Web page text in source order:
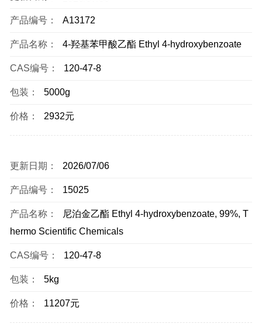
产品编号： A13172
产品名称： 4-羟基苯甲酸乙酯 Ethyl 4-hydroxybenzoate
CAS编号： 120-47-8
包装： 5000g
价格： 2932元
更新日期： 2026/07/06
产品编号： 15025
产品名称：
尼泊金乙酯 Ethyl 4-hydroxybenzoate, 99%, T
hermo Scientific Chemicals
CAS编号： 120-47-8
包装： 5kg
价格： 11207元